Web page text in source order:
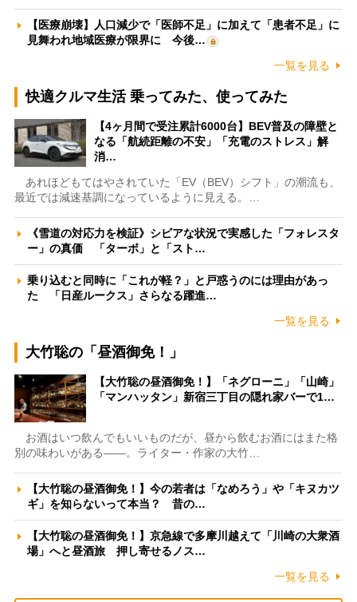
【医療崩壊】人口減少で「医師不足」に加えて「患者不足」に
見舞われ地域医療が限界に 今後…
一覧を見る
快適クルマ生活 乗ってみた、使ってみた
【4ヶ月間で受注累計6000台】BEV普及の障壁と
なる「航続距離の不安」「充電のストレス」解
消…
あれほどもてはやされていた「EV（BEV）シフト」の潮流も、
最近では減速基調になっているように見える。…
《雪道の対応力を検証》シビアな状況で実感した「フォレスタ
ー」の真価 「ターボ」と「スト…
乗り込むと同時に「これが軽？」と戸惑うのには理由があっ
た 「日産ルークス」さらなる躍進…
一覧を見る
大竹聡の「昼酒御免！」
【大竹聡の昼酒御免！】「ネグローニ」「山崎」
「マンハッタン」新宿三丁目の隠れ家バーで1…
お酒はいつ飲んでもいいものだが、昼から飲むお酒にはまた格
別の味わいがある――。ライター・作家の大竹…
【大竹聡の昼酒御免！】今の若者は「なめろう」や「キヌカツ
ギ」を知らないって本当？ 昔の…
【大竹聡の昼酒御免！】京急線で多摩川越えて「川崎の大衆酒
場」へと昼酒旅 押し寄せるノス…
一覧を見る